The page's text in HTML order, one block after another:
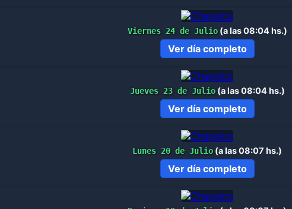
Viernes 24 de Julio(a las 08:04 hs.)
Ver día completo
Jueves 23 de Julio(a las 08:04 hs.)
Ver día completo
Lunes 20 de Julio (a las 08:07 hs.)
Ver día completo